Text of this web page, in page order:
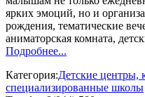
ярких эмоций, но и
рождения, тематические
аниматорская комната,
Подробнее...
Категория:Детские центры,
специализированные школы